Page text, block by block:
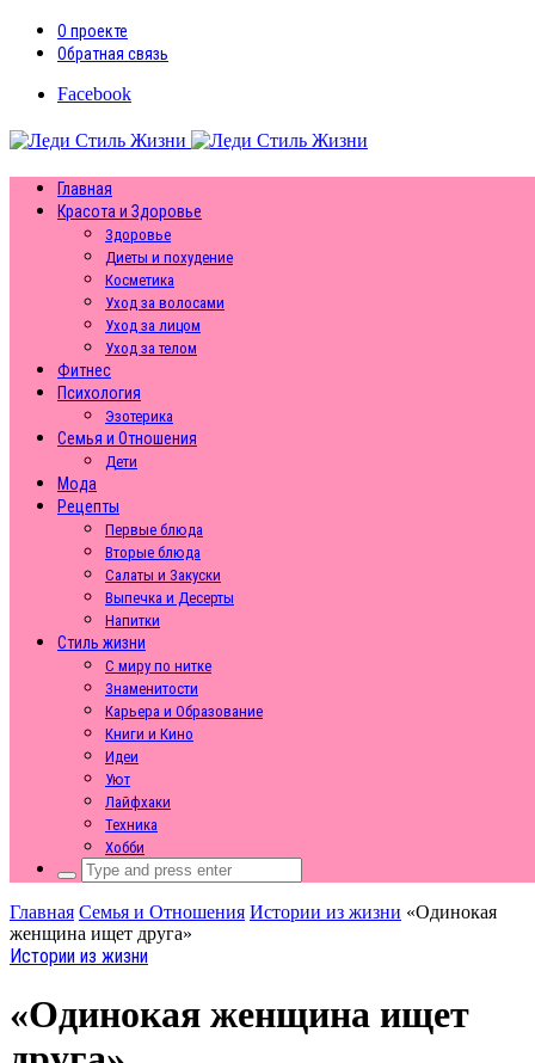
О проекте
Обратная связь
Facebook
Главная
Красота и Здоровье
Здоровье
Диеты и похудение
Косметика
Уход за волосами
Уход за лицом
Уход за телом
Фитнес
Психология
Эзотерика
Семья и Отношения
Дети
Мода
Рецепты
Первые блюда
Вторые блюда
Салаты и Закуски
Выпечка и Десерты
Напитки
Стиль жизни
С миру по нитке
Знаменитости
Карьера и Образование
Книги и Кино
Идеи
Уют
Лайфхаки
Техника
Хобби
Search
for:
Главная Семья и Отношения Истории из жизни «Одинокая
женщина ищет друга»
Истории из жизни
«Одинокая женщина ищет